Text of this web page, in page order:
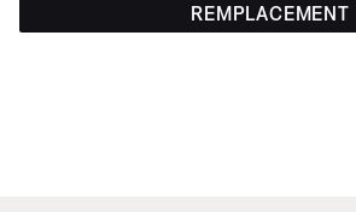
REMPLACEMENT